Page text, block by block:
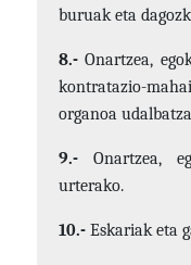
buruak eta
8.- Onartzea,
kontratazio-
organoa
9.-Onartzea,
urterako.
10.- Eskariak eta